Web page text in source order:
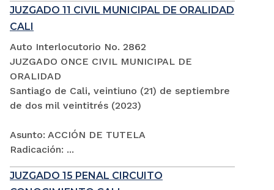
JUZGADO 11 CIVIL MUNICIPAL DE ORALIDAD
CALI
Auto Interlocutorio No. 2862
JUZGADO ONCE CIVIL MUNICIPAL DE
ORALIDAD
Santiago de Cali, veintiuno (21) de septiembre
de dos mil veintitrés (2023)
Asunto: ACCIÓN DE TUTELA
Radicación: ...
JUZGADO 15 PENAL CIRCUITO